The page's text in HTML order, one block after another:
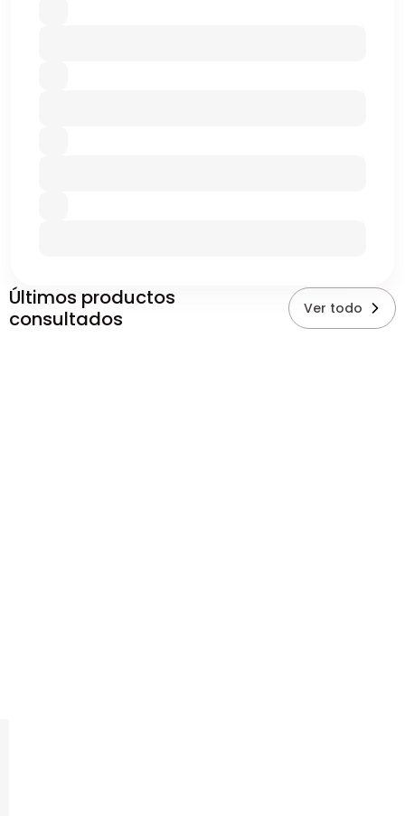
Últimos productos
consultados
Ver todo